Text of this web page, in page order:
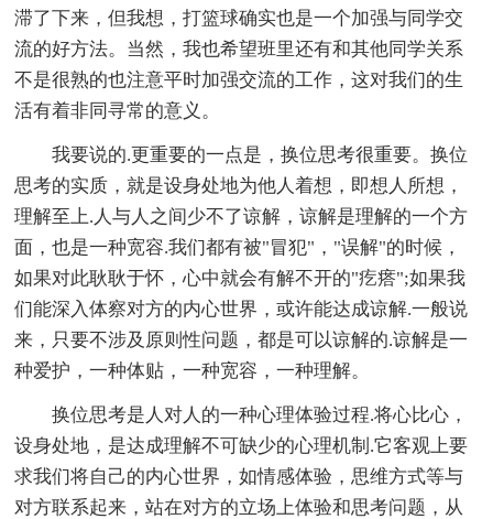
滞了下来，但我想，打篮球确实也是一个加强与同学交
流的好方法。当然，我也希望班里还有和其他同学关系
不是很熟的也注意平时加强交流的工作，这对我们的生
活有着非同寻常的意义。
我要说的.更重要的一点是，换位思考很重要。换位
思考的实质，就是设身处地为他人着想，即想人所想，
理解至上.人与人之间少不了谅解，谅解是理解的一个方
面，也是一种宽容.我们都有被"冒犯"，"误解"的时候，
如果对此耿耿于怀，心中就会有解不开的"疙瘩";如果我
们能深入体察对方的内心世界，或许能达成谅解.一般说
来，只要不涉及原则性问题，都是可以谅解的.谅解是一
种爱护，一种体贴，一种宽容，一种理解。
换位思考是人对人的一种心理体验过程.将心比心，
设身处地，是达成理解不可缺少的心理机制.它客观上要
求我们将自己的内心世界，如情感体验，思维方式等与
对方联系起来，站在对方的立场上体验和思考问题，从